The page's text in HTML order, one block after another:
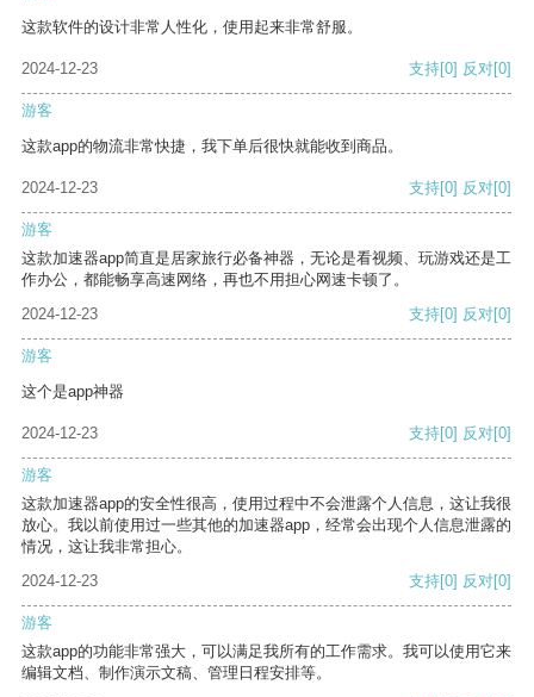
这款软件的设计非常人性化，使用起来非常舒服。
2024-12-23 支持[0] 反对[0]
游客
这款app的物流非常快捷，我下单后很快就能收到商品。
2024-12-23 支持[0] 反对[0]
游客
这款加速器app简直是居家旅行必备神器，无论是看视频、玩游戏还是工
作办公，都能畅享高速网络，再也不用担心网速卡顿了。
2024-12-23
支持[0] 反对[0]
游客
这个是app神器
2024-12-23 支持[0] 反对[0]
游客
这款加速器app的安全性很高，使用过程中不会泄露个人信息，这让我很
放心。我以前使用过一些其他的加速器app，经常会出现个人信息泄露的
情况，这让我非常担心。
2024-12-23
支持[0] 反对[0]
游客
这款app的功能非常强大，可以满足我所有的工作需求。我可以使用它来
编辑文档、制作演示文稿、管理日程安排等。